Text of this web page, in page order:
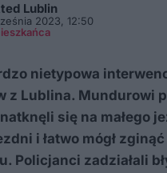
Lublin
2023, 12:50
nietypowa
z Lublina. Mundurowi
się na małego
i łatwo mógł
Policjanci zadziałali